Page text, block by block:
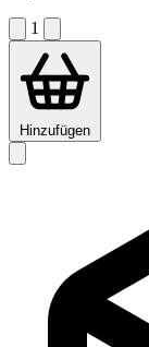
1
Hinzufügen